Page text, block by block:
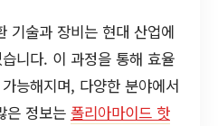
기술과 장비는 현대 산업에
니다. 이 과정을 통해 효율
능해지며, 다양한 분야에서
은 정보는 폴리아마이드 핫